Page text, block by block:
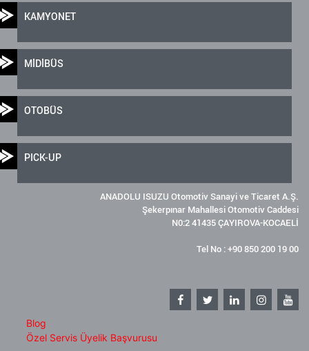
KAMYONET
MİDİBÜS
OTOBÜS
PICK-UP
ANADOLU ISUZU Otomotiv Sanayi ve Ticaret A.Ş.
Şekerpınar Mahallesi Otomotiv Caddesi
N0:2 41435 ÇAYIROVA-KOCAELİ
Tel No : +90 850 200 19 00
Blog
Özel Servis Üyelik Başvurusu